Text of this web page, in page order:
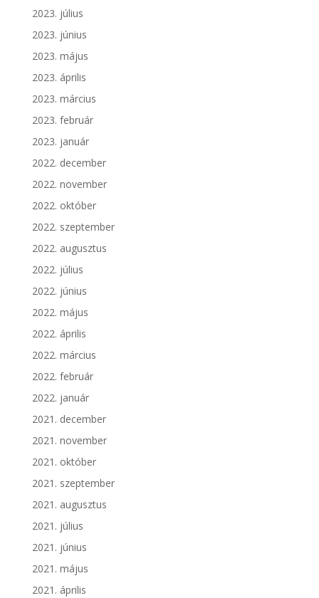
2023. július
2023. június
2023. május
2023. április
2023. március
2023. február
2023. január
2022. december
2022. november
2022. október
2022. szeptember
2022. augusztus
2022. július
2022. június
2022. május
2022. április
2022. március
2022. február
2022. január
2021. december
2021. november
2021. október
2021. szeptember
2021. augusztus
2021. július
2021. június
2021. május
2021. április